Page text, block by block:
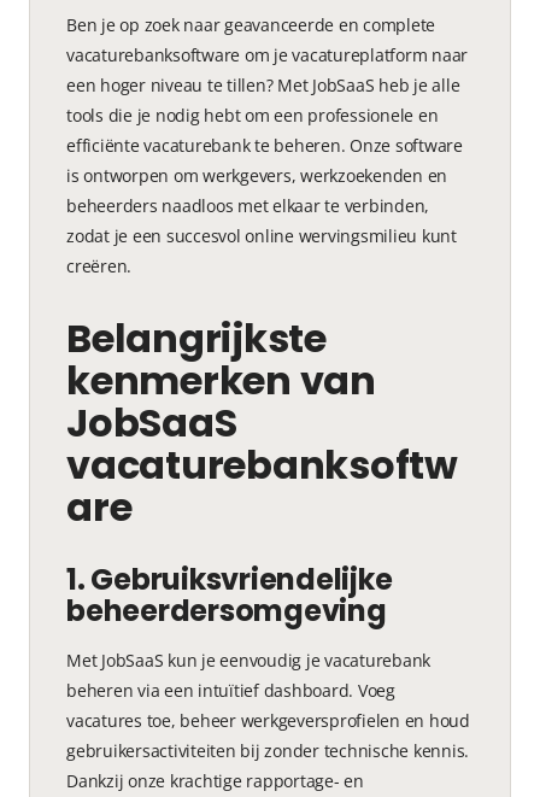
Ben je op zoek naar geavanceerde en complete
vacaturebanksoftware om je vacatureplatform naar
een hoger niveau te tillen? Met JobSaaS heb je alle
tools die je nodig hebt om een professionele en
efficiënte vacaturebank te beheren. Onze software
is ontworpen om werkgevers, werkzoekenden en
beheerders naadloos met elkaar te verbinden,
zodat je een succesvol online wervingsmilieu kunt
creëren.
Belangrijkste
kenmerken van
JobSaaS
vacaturebanksoftw
are
1. Gebruiksvriendelijke
beheerdersomgeving
Met JobSaaS kun je eenvoudig je vacaturebank
beheren via een intuïtief dashboard. Voeg
vacatures toe, beheer werkgeversprofielen en houd
gebruikersactiviteiten bij zonder technische kennis.
Dankzij onze krachtige rapportage- en